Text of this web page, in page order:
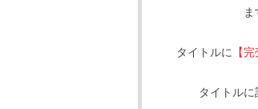
タイトルに 【完
タイトル